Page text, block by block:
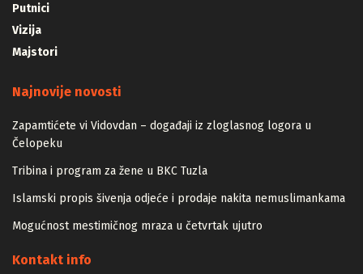
Putnici
Vizija
Majstori
Najnovije novosti
Zapamtićete vi Vidovdan – događaji iz zloglasnog logora u
Čelopeku
Tribina i program za žene u BKC Tuzla
Islamski propis šivenja odjeće i prodaje nakita nemuslimankama
Mogućnost mestimičnog mraza u četvrtak ujutro
Kontakt info